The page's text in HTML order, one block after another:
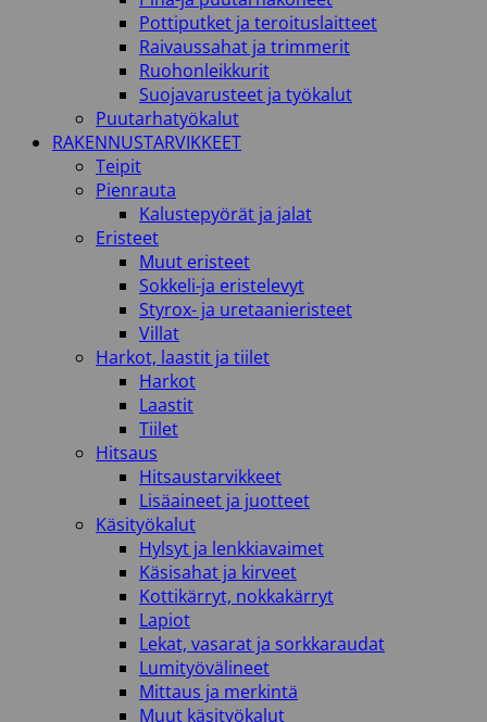
Pottiputket ja teroituslaitteet
Raivaussahat ja trimmerit
Ruohonleikkurit
Suojavarusteet ja työkalut
Puutarhatyökalut
RAKENNUSTARVIKKEET
Teipit
Pienrauta
Kalustepyörät ja jalat
Eristeet
Muut eristeet
Sokkeli-ja eristelevyt
Styrox- ja uretaanieristeet
Villat
Harkot, laastit ja tiilet
Harkot
Laastit
Tiilet
Hitsaus
Hitsaustarvikkeet
Lisäaineet ja juotteet
Käsityökalut
Hylsyt ja lenkkiavaimet
Käsisahat ja kirveet
Kottikärryt, nokkakärryt
Lapiot
Lekat, vasarat ja sorkkaraudat
Lumityövälineet
Mittaus ja merkintä
Muut käsityökalut